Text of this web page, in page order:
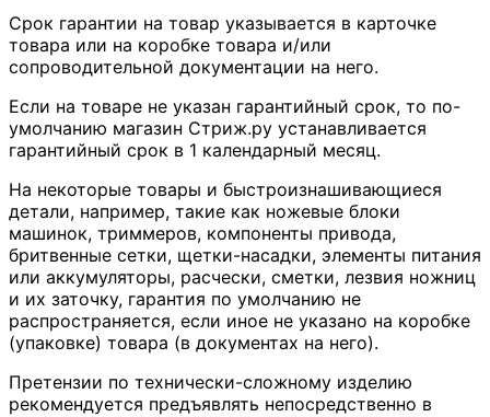
Срок гарантии на товар указывается в карточке
товара или на коробке товара и/или
сопроводительной документации на него.
Если на товаре не указан гарантийный срок, то по-
умолчанию магазин Стриж.ру устанавливается
гарантийный срок в 1 календарный месяц.
На некоторые товары и быстроизнашивающиеся
детали, например, такие как ножевые блоки
машинок, триммеров, компоненты привода,
бритвенные сетки, щетки-насадки, элементы питания
или аккумуляторы, расчески, сметки, лезвия ножниц
и их заточку, гарантия по умолчанию не
распространяется, если иное не указано на коробке
(упаковке) товара (в документах на него).
Претензии по технически-сложному изделию
рекомендуется предъявлять непосредственно в